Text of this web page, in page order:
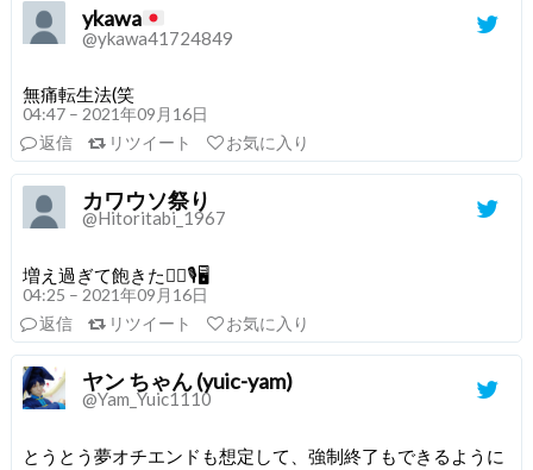
ykawa
@ykawa41724849
無痛転生法(笑
04:47 – 2021年09月16日
返信
リツイート お気に入り
カワウソ祭り
@Hitoritabi_1967
増え過ぎて飽きた😮‍💨🎙🖥
04:25 – 2021年09月16日
返信
リツイート お気に入り
ヤン ちゃん (yuic-yam)
@Yam_Yuic1110
とうとう夢オチエンドも想定して、強制終了もできるように